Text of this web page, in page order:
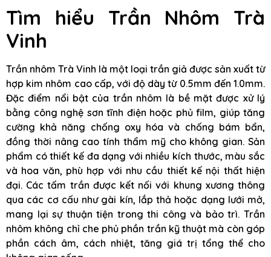
Tìm hiểu Trần Nhôm Trà
Vinh
Trần nhôm Trà Vinh là một loại trần giả được sản xuất từ
hợp kim nhôm cao cấp, với độ dày từ 0.5mm đến 1.0mm.
Đặc điểm nổi bật của trần nhôm là bề mặt được xử lý
bằng công nghệ sơn tĩnh điện hoặc phủ film, giúp tăng
cường khả năng chống oxy hóa và chống bám bẩn,
đồng thời nâng cao tính thẩm mỹ cho không gian. Sản
phẩm có thiết kế đa dạng với nhiều kích thước, màu sắc
và hoa văn, phù hợp với nhu cầu thiết kế nội thất hiện
đại. Các tấm trần được kết nối với khung xương thông
qua các cơ cấu như gài kín, lắp thả hoặc dạng lưới mở,
mang lại sự thuận tiện trong thi công và bảo trì. Trần
nhôm không chỉ che phủ phần trần kỹ thuật mà còn góp
phần cách âm, cách nhiệt, tăng giá trị tổng thể cho